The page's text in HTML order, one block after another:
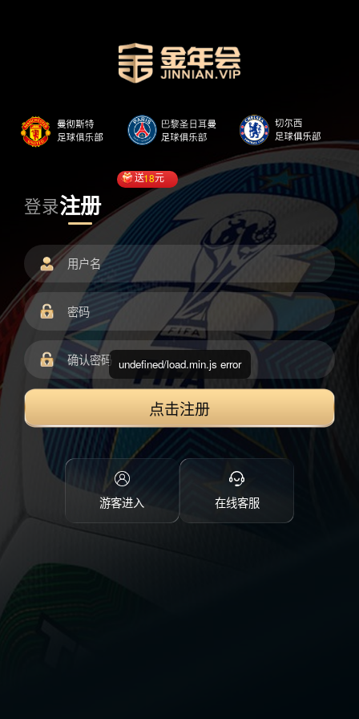
登录注册
送18元
点击注册
游客进入 在线客服
undefined/load.min.js error